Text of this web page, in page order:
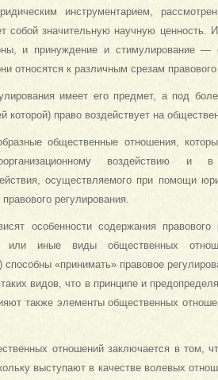
инструментарием,
собой значительную научную ценность.
и принуждение и стимулирование —
относятся к различным срезам правового
имеет его предмет, а под
право воздействует на
общественные отношения,
воздействию и
осуществляемого при помощи
регулирования.
особенности содержания правового
или иные виды общественных
«принимать» правовое
видов, что в принципе и
также элементы общественных
отношений заключается в том,
выступают в качестве волевых